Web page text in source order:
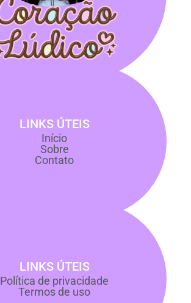
LINKS ÚTEIS
Início
Sobre
Contato
LINKS ÚTEIS
Política de privacidade
Termos de uso